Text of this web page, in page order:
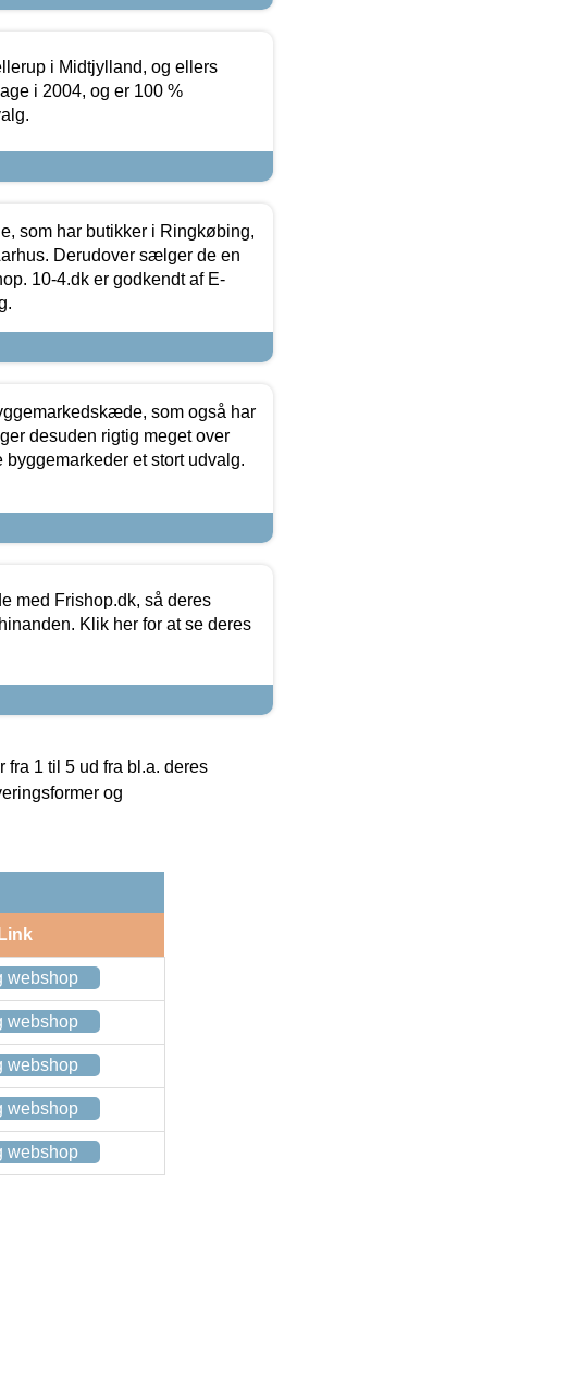
i Midtjylland, og ellers
i 2004, og er 100 %
som har butikker i Ringkøbing,
Derudover sælger de en
10-4.dk er godkendt af E-
som også har
desuden rigtig meget over
et stort udvalg.
med Frishop.dk, så deres
Klik her for at se deres
1 til 5 ud fra bl.a. deres
og
Link
webshop
webshop
webshop
webshop
webshop